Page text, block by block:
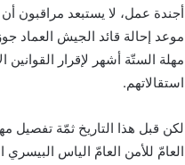
أجندة عمل، لا يستبعد مراقبون
موعد إحالة قائد الجيش العماد
مهلة الستّة أشهر لإقرار
استقالاتهم.
لكن قبل هذا التاريخ ثمّة تفصيل